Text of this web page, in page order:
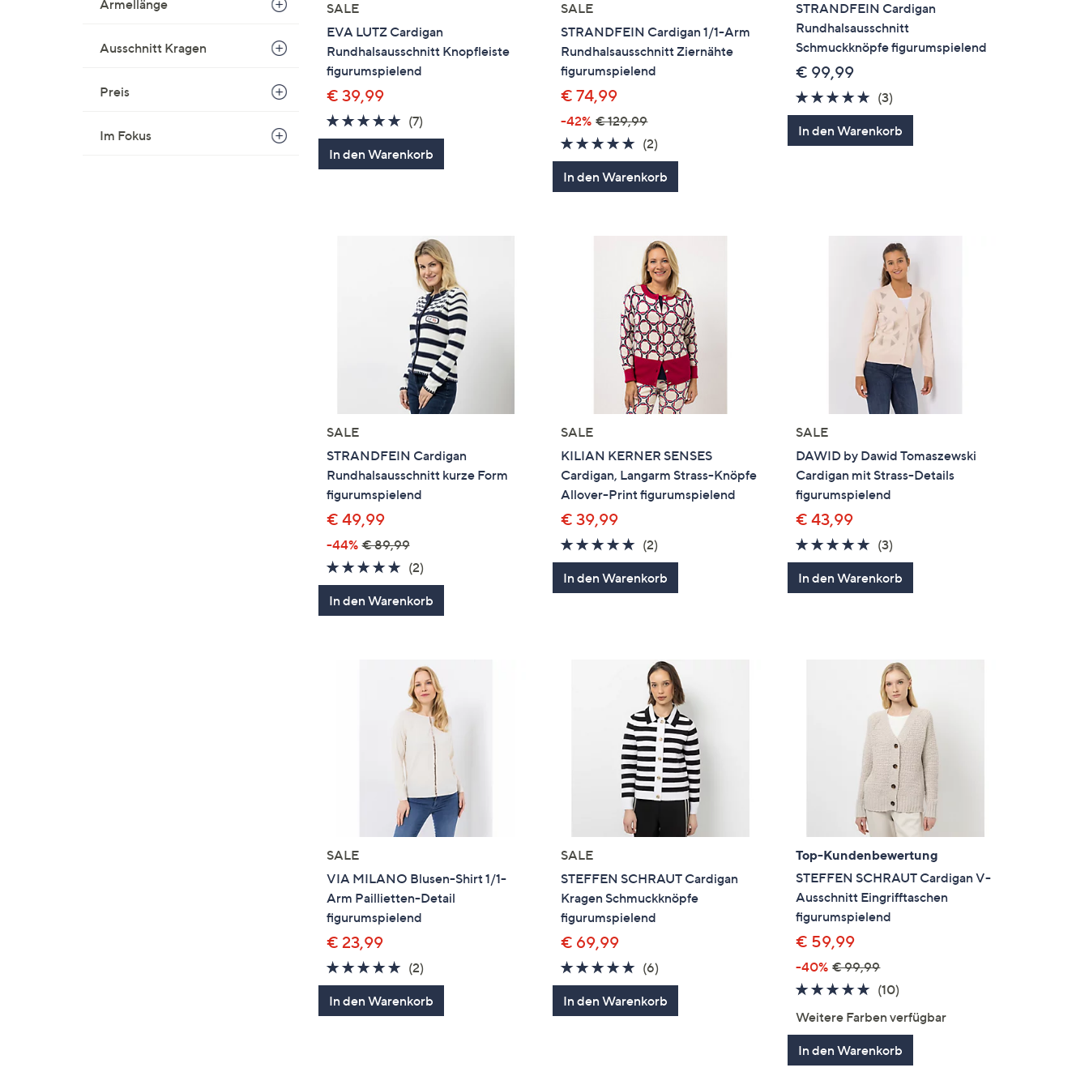
Ärmellänge
Ausschnitt Kragen
Preis
Im Fokus
SALE
EVA LUTZ Cardigan
Rundhalsausschnitt Knopfleiste
figurumspielend
€ 39,99
5.0
von
5
(7)7
Bewertungen
In den Warenkorb
SALE
STRANDFEIN Cardigan 1/1-Arm
Rundhalsausschnitt Ziernähte
figurumspielend
€ 74,99
-42% € 129,99
5.0
von
5
(2)
Bewertungen
In den Warenkorb
STRANDFEIN Cardigan
Rundhalsausschnitt
Schmuckknöpfe figurumspielend
€ 99,99
5.0
von
5
(3)
Bewertungen
In den Warenkorb
SALE
STRANDFEIN Cardigan
Rundhalsausschnitt kurze Form
figurumspielend
€ 49,99
-44% € 89,99
5.0
von
5
(2)2
Bewertungen
In den Warenkorb
SALE
KILIAN KERNER SENSES
Cardigan, Langarm Strass-Knöpfe
Allover-Print figurumspielend
€ 39,99
5.0
von
5
(2)
Bewertungen
In den Warenkorb
SALE
DAWID by Dawid Tomaszewski
Cardigan mit Strass-Details
figurumspielend
€ 43,99
5.0
von
5
(3)
Bewertungen
In den Warenkorb
SALE
VIA MILANO Blusen-Shirt 1/1-
Arm Paillietten-Detail
figurumspielend
€ 23,99
5.0
von
5
(2)2
Bewertungen
In den Warenkorb
SALE
STEFFEN SCHRAUT Cardigan
Kragen Schmuckknöpfe
figurumspielend
€ 69,99
4.8
von
5
(6)
Bewertungen
In den Warenkorb
Top-Kundenbewertung
STEFFEN SCHRAUT Cardigan V-
Ausschnitt Eingrifftaschen
figurumspielend
€ 59,99
-40% € 99,99
4.7
(10)
Weitere Farben verfügbar
In den Warenkorb